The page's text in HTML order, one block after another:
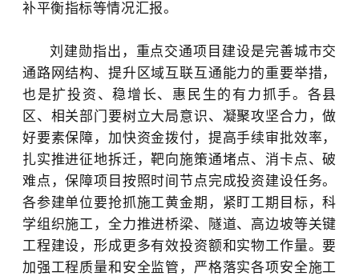
补平衡指标等情况汇报。
刘建勋指出，重点交通项目建设是完善城市交
通路网结构、提升区域互联互通能力的重要举措，
也是扩投资、稳增长、惠民生的有力抓手。各县
区、相关部门要树立大局意识、凝聚攻坚合力，做
好要素保障，加快资金拨付，提高手续审批效率，
扎实推进征地拆迁，靶向施策通堵点、消卡点、破
难点，保障项目按照时间节点完成投资建设任务。
各参建单位要抢抓施工黄金期，紧盯工期目标，科
学组织施工，全力推进桥梁、隧道、高边坡等关键
工程建设，形成更多有效投资额和实物工作量。要
加强工程质量和安全监管，严格落实各项安全施工